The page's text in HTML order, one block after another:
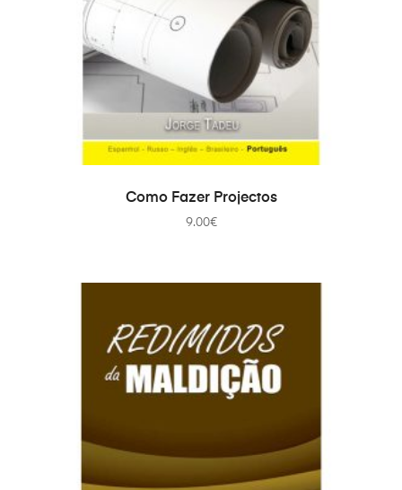
AJOUTER AU PANIER
Como Fazer Projectos
9.00€